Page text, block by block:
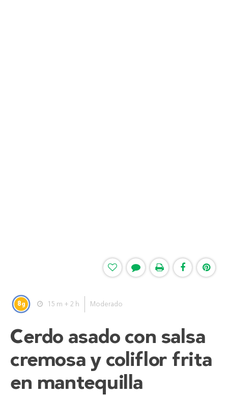
8g 15 m + 2 h Moderado
Cerdo asado con salsa
cremosa y coliflor frita
en mantequilla